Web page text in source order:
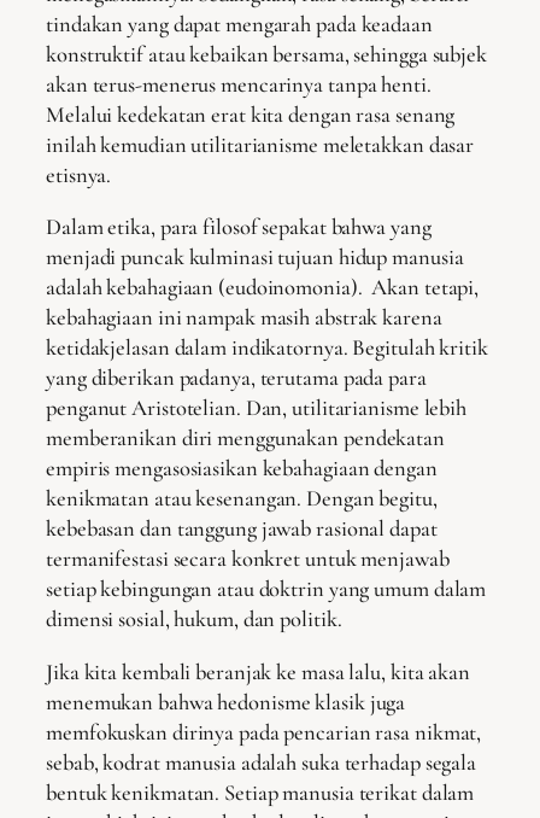
tindakan yang dapat mengarah pada keadaan
konstruktif atau kebaikan bersama, sehingga subjek
akan terus-menerus mencarinya tanpa henti.
Melalui kedekatan erat kita dengan rasa senang
inilah kemudian utilitarianisme meletakkan dasar
etisnya.
Dalam etika, para filosof sepakat bahwa yang
menjadi puncak kulminasi tujuan hidup manusia
adalah kebahagiaan (eudoinomonia). Akan tetapi,
kebahagiaan ini nampak masih abstrak karena
ketidakjelasan dalam indikatornya. Begitulah kritik
yang diberikan padanya, terutama pada para
penganut Aristotelian. Dan, utilitarianisme lebih
memberanikan diri menggunakan pendekatan
empiris mengasosiasikan kebahagiaan dengan
kenikmatan atau kesenangan. Dengan begitu,
kebebasan dan tanggung jawab rasional dapat
termanifestasi secara konkret untuk menjawab
setiap kebingungan atau doktrin yang umum dalam
dimensi sosial, hukum, dan politik.
Jika kita kembali beranjak ke masa lalu, kita akan
menemukan bahwa hedonisme klasik juga
memfokuskan dirinya pada pencarian rasa nikmat,
sebab, kodrat manusia adalah suka terhadap segala
bentuk kenikmatan. Setiap manusia terikat dalam